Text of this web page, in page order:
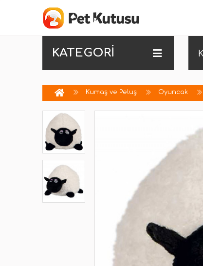
KATEGORİ
Kumaş ve Peluş Oyuncak